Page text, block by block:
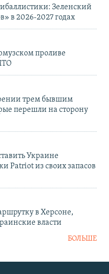
Зеленский
в 2026-2027 годах
проливе
трем бывшим
перешли на сторону
Украине
Patriot из своих запасов
в Херсоне,
власти
БОЛЬШЕ